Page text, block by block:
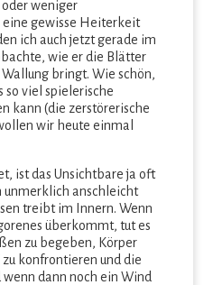
weniger
gewisse Heiterkeit
ich auch jetzt gerade im
wie er die Blätter
bringt. Wie schön,
so viel spielerische
kann (die zerstörerische
wir heute einmal
ist das Unsichtbare ja oft
unmerklich anschleicht
treibt im Innern. Wenn
überkommt, tut es
zu begeben, Körper
zu konfrontieren und die
dann noch ein Wind